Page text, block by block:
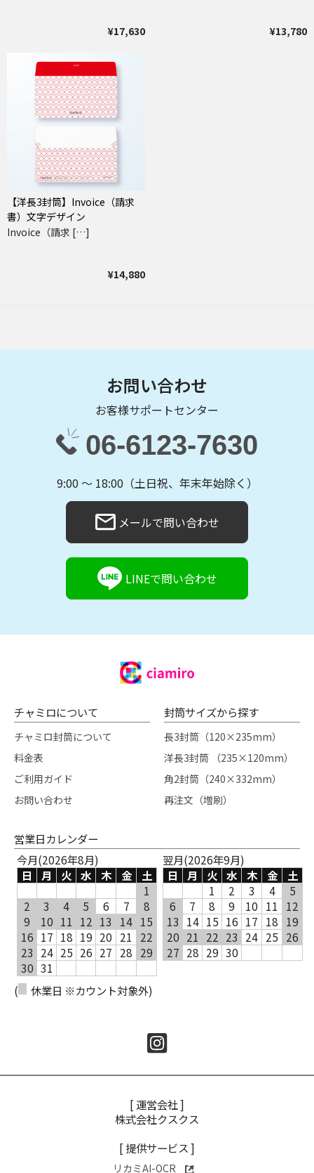
¥17,630 ¥13,780
【洋長3封筒】Invoice（請求
書）文字デザイン
Invoice（請求 […]
¥14,880
お問い合わせ
お客様サポートセンター
06-6123-7630
9:00 〜 18:00（土日祝、年末年始除く）
メールで問い合わせ
LINEで問い合わせ
チャミロについて
チャミロ封筒について
料金表
ご利用ガイド
お問い合わせ
封筒サイズから探す
長3封筒（120×235mm）
洋長3封筒 （235×120mm）
角2封筒（240×332mm）
再注文（増刷）
営業日カレンダー
今月(2026年8月)
日
月 火 水 木 金
土
1
2
3 4 5 6 7
8
9
10 11 12 13 14 15
16 17 18 19 20 21
22
23 24 25 26 27 28 29
30 31
翌月(2026年9月)
日
月 火 水 木 金
土
1
2 3 4
5
6
7 8 9 10 11
12
13 14 15 16 17 18 19
20 21 22 23 24 25 26
27 28 29 30
( 休業日 ※カウント対象外)
[ 運営会社 ]
株式会社クスクス
[ 提供サービス ]
リカミAI-OCR